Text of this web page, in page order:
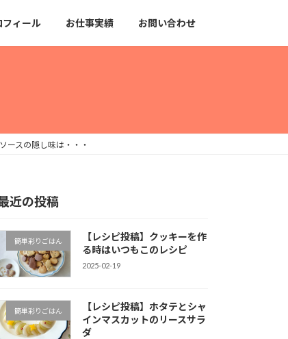
フィール お仕事実績 お問い合わせ
ースの隠し味は・・・
近の投稿
簡単彩りごはん
【レシピ投稿】クッキーを作
る時はいつもこのレシピ
2025-02-19
簡単彩りごはん
【レシピ投稿】ホタテとシャ
インマスカットのリースサラ
ダ